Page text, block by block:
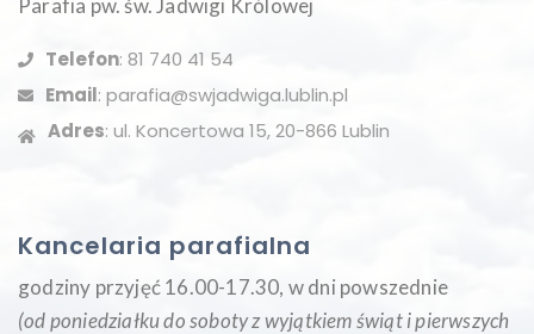
Parafia pw. św. Jadwigi Królowej
Telefon: 81 740 41 54
Email: parafia@swjadwiga.lublin.pl
Adres: ul. Koncertowa 15, 20-866 Lublin
Kancelaria parafialna
godziny przyjęć 16.00-17.30, w dni powszednie
(od poniedziałku do soboty z wyjątkiem świąt i pierwszych